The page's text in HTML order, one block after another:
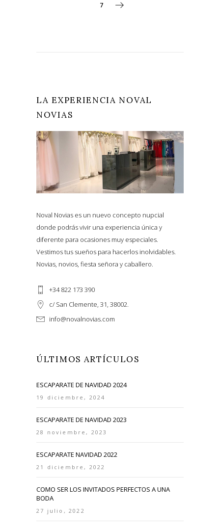
7
LA EXPERIENCIA NOVAL
NOVIAS
Noval Novias es un nuevo concepto nupcial
donde podrás vivir una experiencia única y
diferente para ocasiones muy especiales.
Vestimos tus sueños para hacerlos inolvidables.
Novias, novios, fiesta señora y caballero.
+34 822 173 390
c/ San Clemente, 31, 38002.
info@novalnovias.com
ÚLTIMOS ARTÍCULOS
ESCAPARATE DE NAVIDAD 2024
19 diciembre, 2024
ESCAPARATE DE NAVIDAD 2023
28 noviembre, 2023
ESCAPARATE NAVIDAD 2022
21 diciembre, 2022
COMO SER LOS INVITADOS PERFECTOS A UNA
BODA
27 julio, 2022